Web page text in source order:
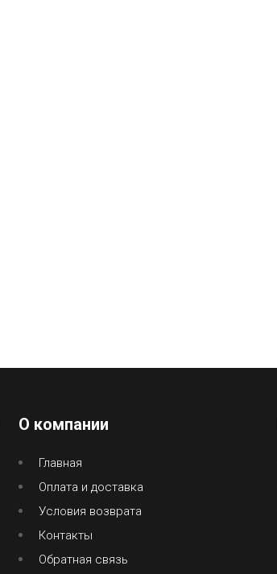
О компании
Главная
Оплата и доставка
Условия возврата
Контакты
Обратная связь